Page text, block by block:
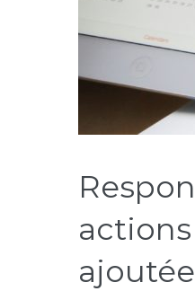
ajoutée